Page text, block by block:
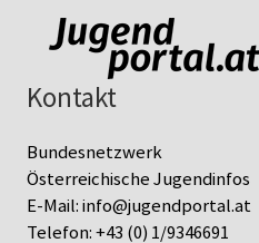
Kontakt
Bundesnetzwerk
Österreichische Jugendinfos
E-Mail:info@jugendportal.at
Telefon:+43 (0) 1/9346691